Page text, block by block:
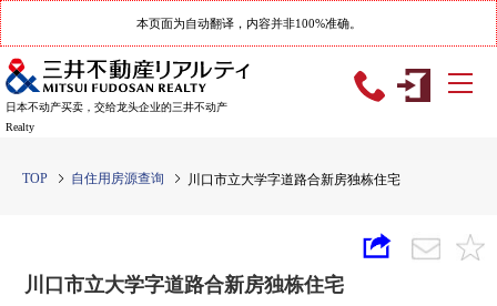
本页面为自动翻译，内容并非100%准确。
日本不动产买卖，交给龙头企业的三井不动产
Realty
TOP 自住用房源查询 川口市立大学字道路合新房独栋住宅
川口市立大学字道路合新房独栋住宅